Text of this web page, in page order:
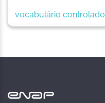
vocabulário controlado